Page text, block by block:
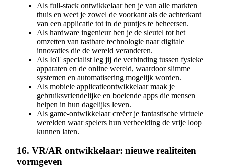
Als full-stack ontwikkelaar ben je van alle markten
thuis en weet je zowel de voorkant als de achterkant
van een applicatie tot in de puntjes te beheersen.
Als hardware ingenieur ben je de sleutel tot het
omzetten van tastbare technologie naar digitale
innovaties die de wereld veranderen.
Als IoT specialist leg jij de verbinding tussen fysieke
apparaten en de online wereld, waardoor slimme
systemen en automatisering mogelijk worden.
Als mobiele applicatieontwikkelaar maak je
gebruiksvriendelijke en boeiende apps die mensen
helpen in hun dagelijks leven.
Als game-ontwikkelaar creëer je fantastische virtuele
werelden waar spelers hun verbeelding de vrije loop
kunnen laten.
16. VR/AR ontwikkelaar: nieuwe realiteiten
vormgeven